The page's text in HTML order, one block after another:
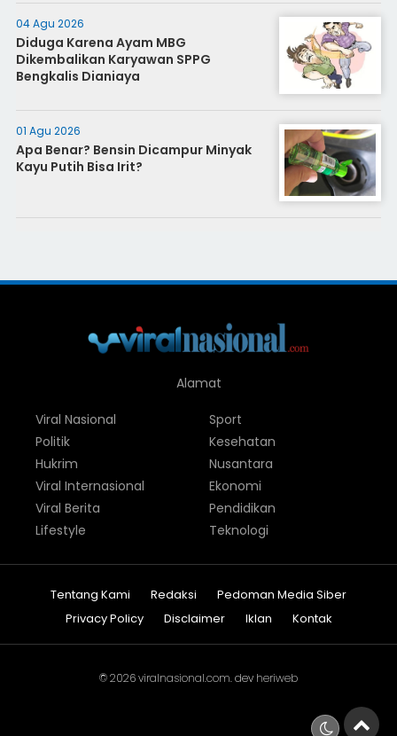
04 Agu 2026
Diduga Karena Ayam MBG
Dikembalikan Karyawan SPPG
Bengkalis Dianiaya
01 Agu 2026
Apa Benar? Bensin Dicampur Minyak
Kayu Putih Bisa Irit?
Alamat
Viral Nasional
Politik
Hukrim
Viral Internasional
Viral Berita
Lifestyle
Sport
Kesehatan
Nusantara
Ekonomi
Pendidikan
Teknologi
Tentang Kami Redaksi
Pedoman Media Siber
Privacy Policy
Disclaimer Iklan Kontak
© 2026viralnasional.com. dev heriweb